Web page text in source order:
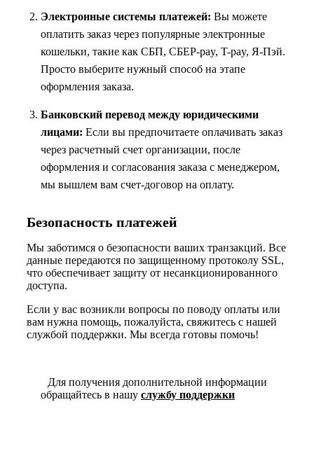
Электронные системы платежей: Вы можете
оплатить заказ через популярные электронные
кошельки, такие как СБП, СБЕР-pay, T-pay, Я-Пэй.
Просто выберите нужный способ на этапе
оформления заказа.
Банковский перевод между юридическими
лицами: Если вы предпочитаете оплачивать заказ
через расчетный счет организации, после
оформления и согласования заказа с менеджером,
мы вышлем вам счет-договор на оплату.
Безопасность платежей
Мы заботимся о безопасности ваших транзакций. Все
данные передаются по защищенному протоколу SSL,
что обеспечивает защиту от несанкционированного
доступа.
Если у вас возникли вопросы по поводу оплаты или
вам нужна помощь, пожалуйста, свяжитесь с нашей
службой поддержки. Мы всегда готовы помочь!
Для получения дополнительной информации
обращайтесь в нашу службу поддержки